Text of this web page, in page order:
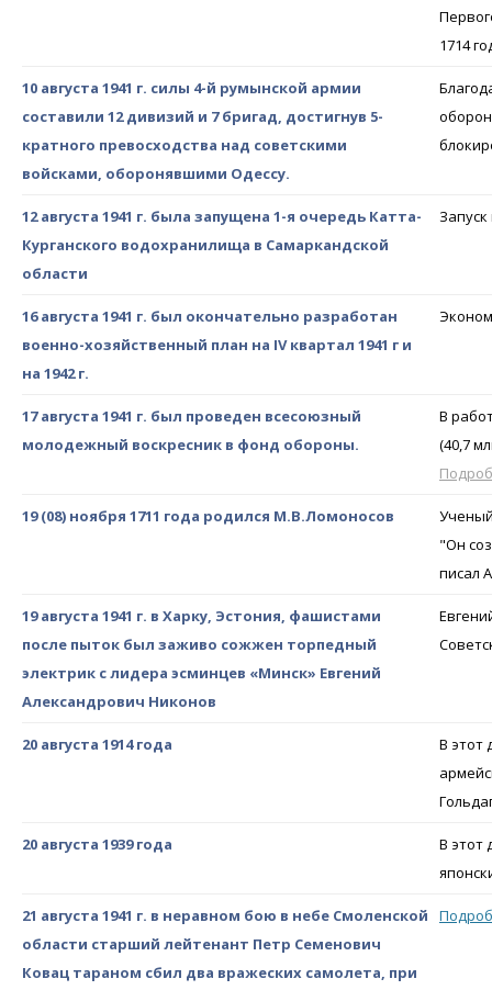
1714
10 августа 1941 г. силы 4-й румынской армии
составили 12 дивизий и 7 бригад, достигнув 5-
кратного превосходства над советскими
войсками, оборонявшими Одессу.
12 августа 1941 г. была запущена 1-я очередь Катта-
Курганского водохранилища в Самаркандской
области
16 августа 1941 г. был окончательно разработан
военно-хозяйственный план на IV квартал 1941 г и
на 1942 г.
17 августа 1941 г. был проведен всесоюзный
молодежный воскресник в фонд обороны.
В
(40,7
19 (08) ноября 1711 года родился М.В.Ломоносов
"Он
писал
19 августа 1941 г. в Харку, Эстония, фашистами
после пыток был заживо сожжен торпедный
электрик с лидера эсминцев «Минск» Евгений
Александрович Никонов
20 августа 1914 года
В этот
20 августа 1939 года
В этот
21 августа 1941 г. в неравном бою в небе Смоленской
области старший лейтенант Петр Семенович
Ковац тараном сбил два вражеских самолета, при